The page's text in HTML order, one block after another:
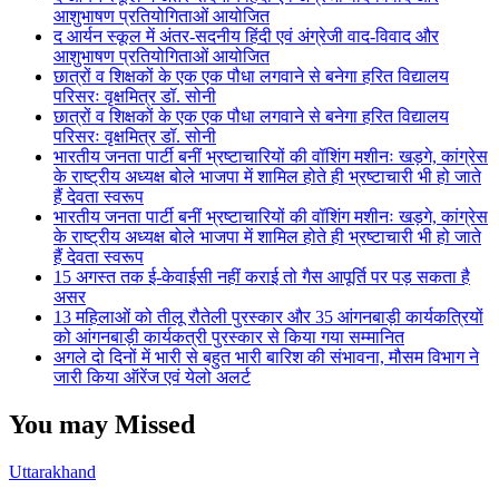
आशुभाषण प्रतियोगिताओं आयोजित
द आर्यन स्कूल में अंतर-सदनीय हिंदी एवं अंग्रेजी वाद-विवाद और
आशुभाषण प्रतियोगिताओं आयोजित
छात्रों व शिक्षकों के एक एक पौधा लगवाने से बनेगा हरित विद्यालय
परिसरः वृक्षमित्र डॉ. सोनी
छात्रों व शिक्षकों के एक एक पौधा लगवाने से बनेगा हरित विद्यालय
परिसरः वृक्षमित्र डॉ. सोनी
भारतीय जनता पार्टी बनीं भ्रष्टाचारियों की वॉशिंग मशीनः खड़गे, कांग्रेस
के राष्ट्रीय अध्यक्ष बोले भाजपा में शामिल होते ही भ्रष्टाचारी भी हो जाते
हैं देवता स्वरूप
भारतीय जनता पार्टी बनीं भ्रष्टाचारियों की वॉशिंग मशीनः खड़गे, कांग्रेस
के राष्ट्रीय अध्यक्ष बोले भाजपा में शामिल होते ही भ्रष्टाचारी भी हो जाते
हैं देवता स्वरूप
15 अगस्त तक ई-केवाईसी नहीं कराई तो गैस आपूर्ति पर पड़ सकता है
असर
13 महिलाओं को तीलू रौतेली पुरस्कार और 35 आंगनबाड़ी कार्यकत्रियों
को आंगनबाड़ी कार्यकत्री पुरस्कार से किया गया सम्मानित
अगले दो दिनों में भारी से बहुत भारी बारिश की संभावना, मौसम विभाग ने
जारी किया ऑरेंज एवं येलो अलर्ट
You may Missed
Uttarakhand